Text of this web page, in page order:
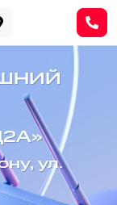
ул.